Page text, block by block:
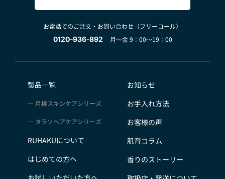
お電話でのご注文・お問い合わせ（フリーコール）
0120-936-892
月～金 9：00～19：00
製品一覧
月桃スキンケアシリーズ
タラソヘアケアシリーズ
RUHAKUについて
はじめての方へ
お知らせ
お手入れ方法
お客様の声
肌育コラム
香りのストーリー